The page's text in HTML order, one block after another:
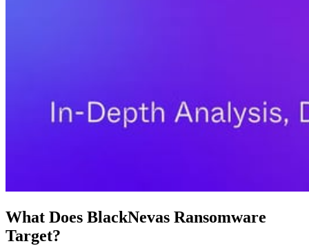
What Does BlackNevas Ransomware
Target?